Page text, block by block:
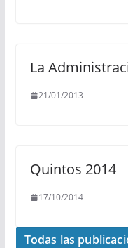
La
21/01/2013
Quintos 2014
17/10/2014
Todas las